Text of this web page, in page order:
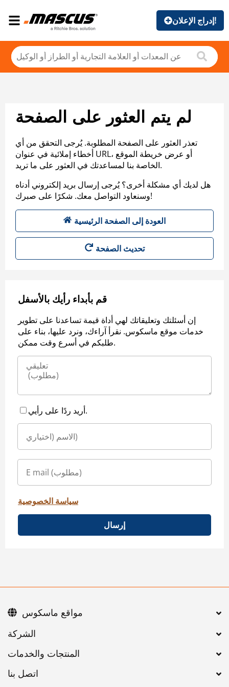
إدراج الإعلان!
لم يتم العثور على الصفحة
تعذر العثور على الصفحة المطلوبة. يُرجى التحقق من أي
أخطاء إملائية في عنوان URL، أو عرض خريطة الموقع
الخاصة بنا لمساعدتك في العثور على ما تريد.
هل لديك أي مشكلة أخرى؟ يُرجى إرسال بريد إلكتروني أدناه
وسنعاود التواصل معك. شكرًا على صبرك!
العودة إلى الصفحة الرئيسية
تحديث الصفحة
قم بأبداء رأيك بالأسفل
إن أسئلتك وتعليقاتك لهي أداة قيمة تساعدنا على تطوير
خدمات موقع ماسكوس. نقرأ آراءك، ونرد عليها، بناء على
طلبكم في أسرع وقت ممكن.
أريد ردًا على رأيي.
سياسة الخصوصية
إرسال
اتصل بنا
مواقع ماسكوس